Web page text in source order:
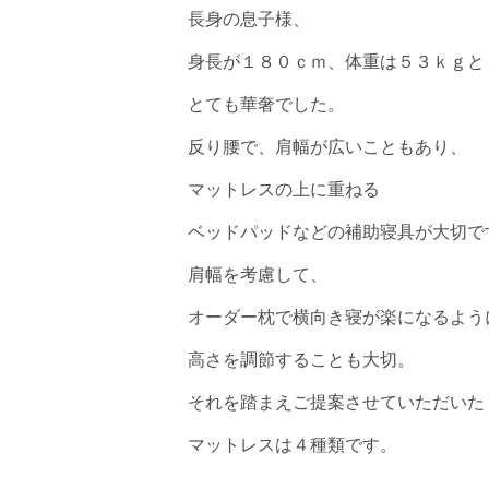
長身の息子様、
身長が１８０ｃｍ、体重は５３ｋｇと
とても華奢でした。
反り腰で、肩幅が広いこともあり、
マットレスの上に重ねる
ベッドパッドなどの補助寝具が大切で
肩幅を考慮して、
オーダー枕で横向き寝が楽になるよう
高さを調節することも大切。
それを踏まえご提案させていただいた
マットレスは４種類です。